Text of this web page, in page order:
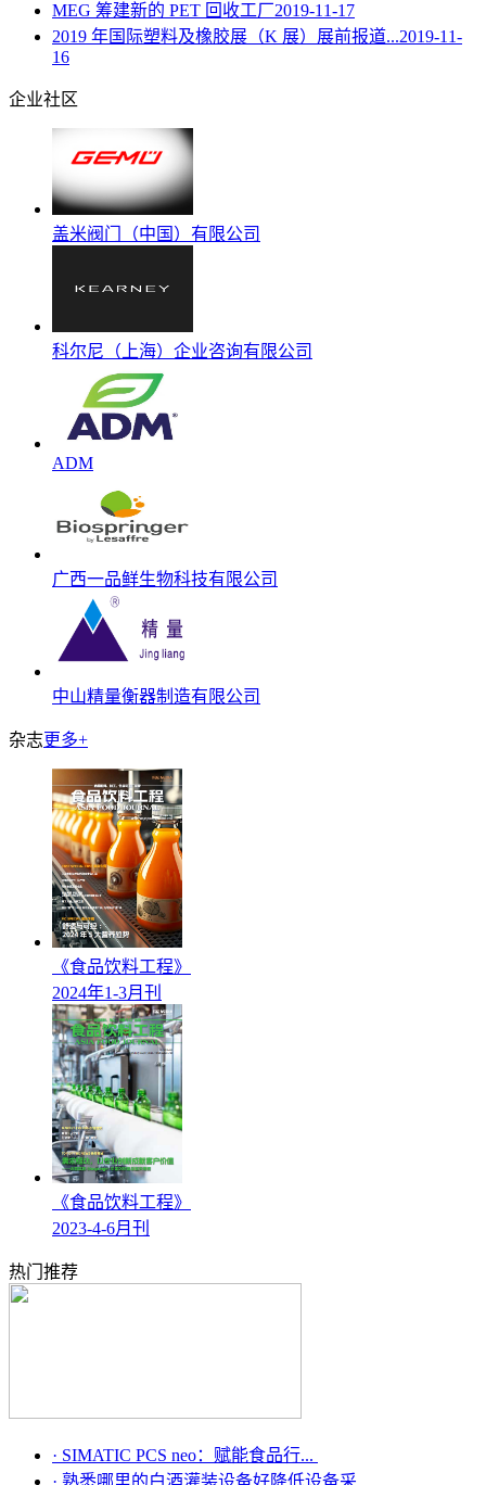
MEG 筹建新的 PET 回收工厂2019-11-17
2019 年国际塑料及橡胶展（K 展）展前报道...2019-11-
16
企业社区
盖米阀门（中国）有限公司
科尔尼（上海）企业咨询有限公司
ADM
广西一品鲜生物科技有限公司
中山精量衡器制造有限公司
杂志更多+
《食品饮料工程》
2024年1-3月刊
《食品饮料工程》
2023-4-6月刊
热门推荐
· SIMATIC PCS neo：赋能食品行...
· 熟悉哪里的白酒灌装设备好降低设备采...